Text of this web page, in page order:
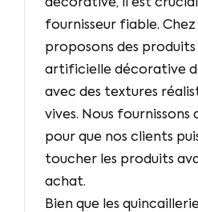
décorative, il est
fournisseur fiable. Chez
proposons des produits
artificielle décorative
avec des textures
vives. Nous fournissons
pour que nos clients
toucher les produits
achat.
Bien que les